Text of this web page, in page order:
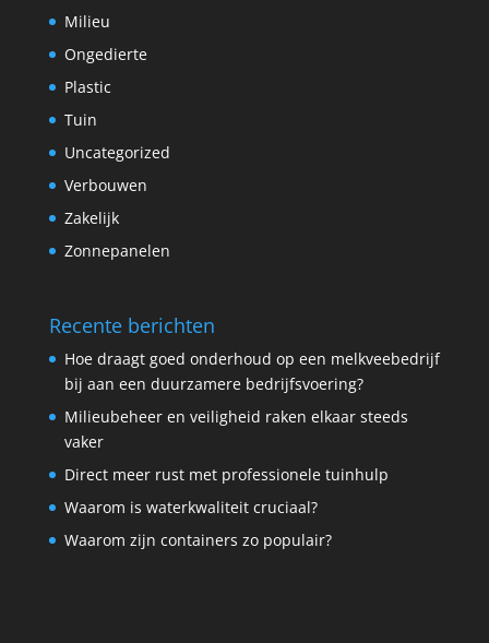
Milieu
Ongedierte
Plastic
Tuin
Uncategorized
Verbouwen
Zakelijk
Zonnepanelen
Recente berichten
Hoe draagt goed onderhoud op een melkveebedrijf
bij aan een duurzamere bedrijfsvoering?
Milieubeheer en veiligheid raken elkaar steeds
vaker
Direct meer rust met professionele tuinhulp
Waarom is waterkwaliteit cruciaal?
Waarom zijn containers zo populair?